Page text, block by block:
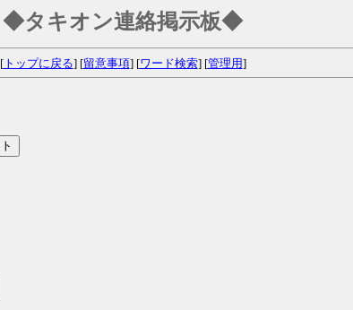
◆タキオン連絡掲示板◆
[トップに戻る] [留意事項] [ワード検索] [管理用]